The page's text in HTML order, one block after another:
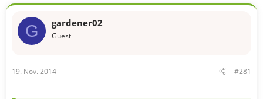
s
e
r
s
e
l
G gardener02
Guest
19. Nov. 2014 #281